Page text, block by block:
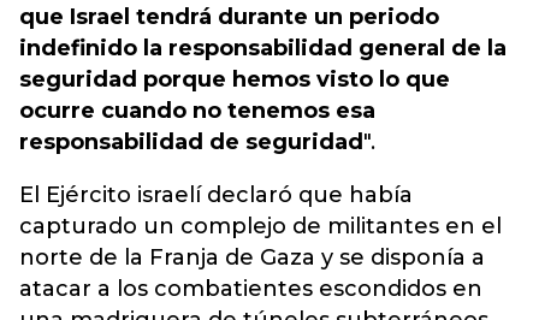
que Israel tendrá durante un periodo
indefinido la responsabilidad general de la
seguridad porque hemos visto lo que
ocurre cuando no tenemos esa
responsabilidad de seguridad ".
El Ejército israelí declaró que había
capturado un complejo de militantes en el
norte de la Franja de Gaza y se disponía a
atacar a los combatientes escondidos en